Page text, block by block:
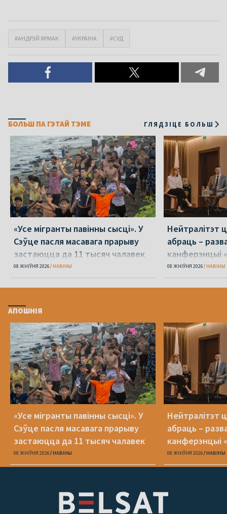
#АНДРЭЙ ЯРМАК #УКРАІНА #СУД
БОЛЬШ ПА ГЭТАЙ ТЭМЕ ГЛЯДЗІЦЕ БОЛЬШ
«Усе мігранты павінны сысці». У
Сэўце пасля масавага прарыву
застаюцца да 11 тысяч чалавек
08 ЖНІЎНЯ 2026 НАВІНЫ
Нейтралітэт
абраць –
канферэнцыі
08 ЖНІЎНЯ 2026 НАВІНЫ
АПОШНІЯ
«Усе мігранты павінны сысці». У
Сэўце пасля масавага прарыву
застаюцца да 11 тысяч чалавек
08 ЖНІЎНЯ 2026 НАВІНЫ
Нейтралітэт
абраць –
канферэнцыі
08 ЖНІЎНЯ 2026 НАВІНЫ